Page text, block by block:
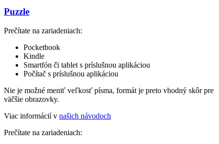
Puzzle
Prečítate na zariadeniach:
Pocketbook
Kindle
Smartfón či tablet s príslušnou aplikáciou
Počítač s príslušnou aplikáciou
Nie je možné meniť veľkosť písma, formát je preto vhodný skôr pre
väčšie obrazovky.
Viac informácií v našich návodoch
Prečítate na zariadeniach: